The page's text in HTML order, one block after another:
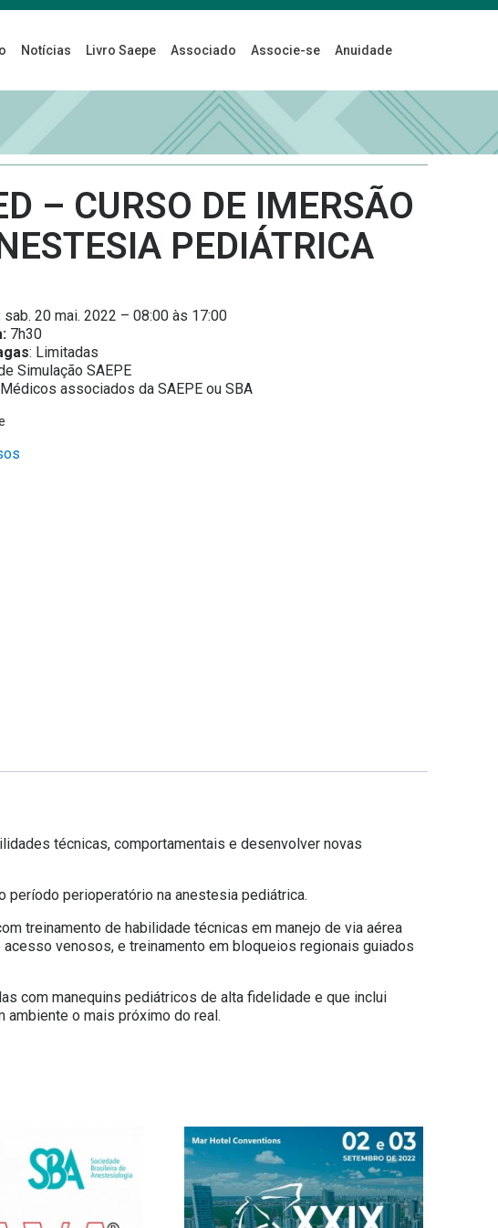
Notícias Livro Saepe Associado Associe-se Anuidade
– CURSO DE IMERSÃO
PEDIÁTRICA
sab. 20 mai. 2022 – 08:00 às 17:00
7h30
: Limitadas
Simulação SAEPE
associados da SAEPE ou SBA
técnicas, comportamentais e desenvolver novas
período perioperatório na anestesia pediátrica.
treinamento de habilidade técnicas em manejo de via aérea
venosos, e treinamento em bloqueios regionais guiados
com manequins pediátricos de alta fidelidade e que inclui
o mais próximo do real.